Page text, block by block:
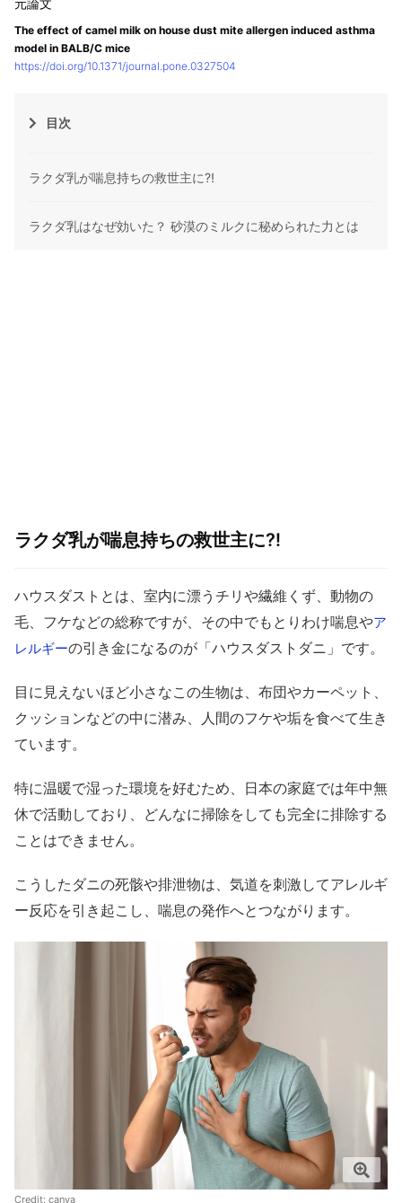
The effect of camel milk on house dust mite allergen induced asthma
model in BALB/C mice
https://doi.org/10.1371/journal.pone.0327504
目次
ラクダ乳が喘息持ちの救世主に⁈
ラクダ乳はなぜ効いた？ 砂漠のミルクに秘められた力とは
ラクダ乳が喘息持ちの救世主に⁈
ハウスダストとは、室内に漂うチリや繊維くず、動物の
毛、フケなどの総称ですが、その中でもとりわけ喘息やア
レルギーの引き金になるのが「ハウスダストダニ」です。
目に見えないほど小さなこの生物は、布団やカーペット、
クッションなどの中に潜み、人間のフケや垢を食べて生き
ています。
特に温暖で湿った環境を好むため、日本の家庭では年中無
休で活動しており、どんなに掃除をしても完全に排除する
ことはできません。
こうしたダニの死骸や排泄物は、気道を刺激してアレルギ
ー反応を引き起こし、喘息の発作へとつながります。
Credit: canva